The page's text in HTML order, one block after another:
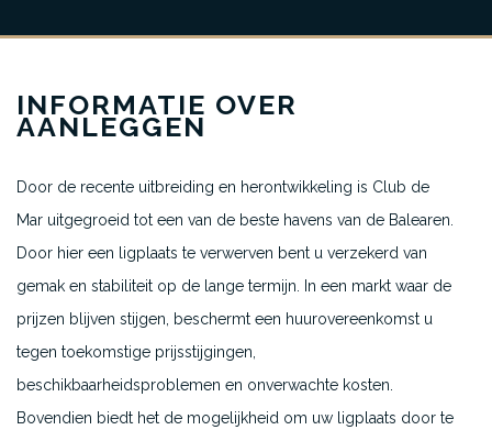
INFORMATIE OVER
AANLEGGEN
Door de recente uitbreiding en herontwikkeling is Club de
Mar uitgegroeid tot een van de beste havens van de Balearen.
Door hier een ligplaats te verwerven bent u verzekerd van
gemak en stabiliteit op de lange termijn. In een markt waar de
prijzen blijven stijgen, beschermt een huurovereenkomst u
tegen toekomstige prijsstijgingen,
beschikbaarheidsproblemen en onverwachte kosten.
Bovendien biedt het de mogelijkheid om uw ligplaats door te